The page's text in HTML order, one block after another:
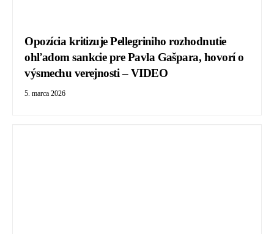
Opozícia kritizuje Pellegriniho rozhodnutie
ohľadom sankcie pre Pavla Gašpara, hovorí o
výsmechu verejnosti – VIDEO
5. marca 2026